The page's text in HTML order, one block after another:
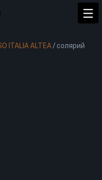
ITALIA ALTEA/солярий